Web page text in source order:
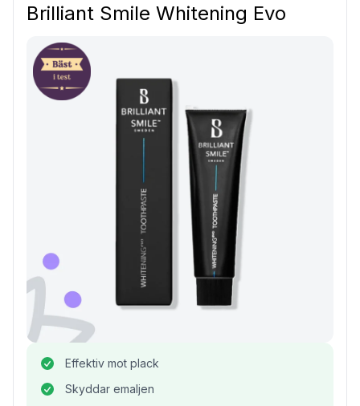
Brilliant Smile Whitening Evo
Effektiv mot plack
Skyddar emaljen